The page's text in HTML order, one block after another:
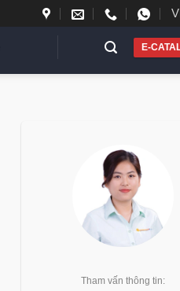
E-
Tham vấn thông tin: